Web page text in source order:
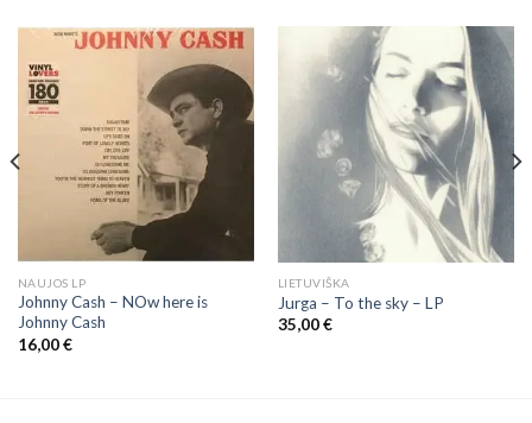
NAUJOS LP
Johnny Cash – NOw here is
Johnny Cash
16,00€
LIETUVIŠKA
Jurga – To the sky – LP
35,00€